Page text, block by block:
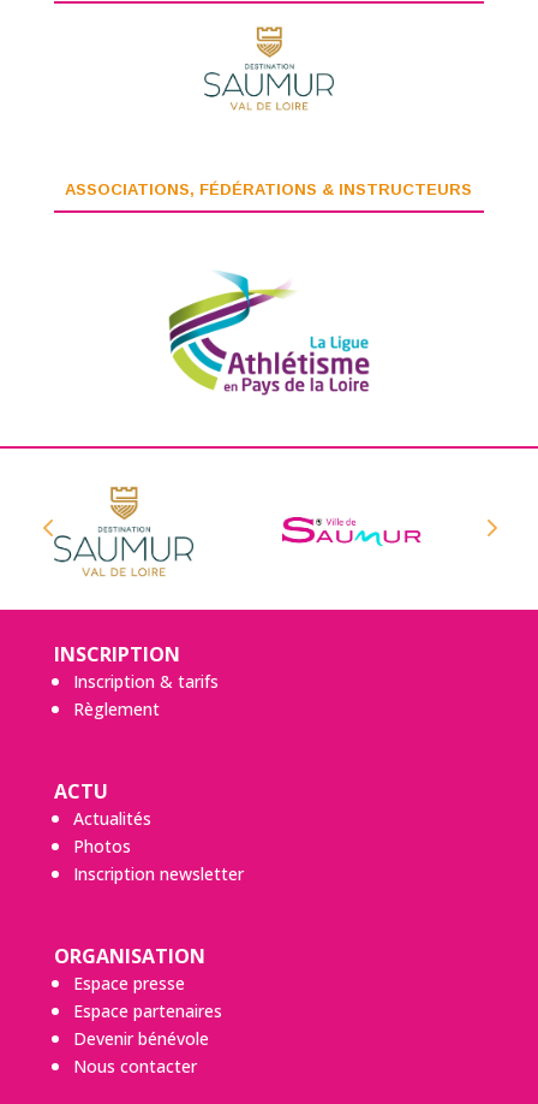
ASSOCIATIONS, FÉDÉRATIONS & INSTRUCTEURS
INSCRIPTION
Inscription & tarifs
Règlement
ACTU
Actualités
Photos
Inscription newsletter
ORGANISATION
Espace presse
Espace partenaires
Devenir bénévole
Nous contacter